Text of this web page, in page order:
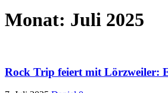
Monat: Juli 2025
Rock Trip feiert mit Lörzweiler: